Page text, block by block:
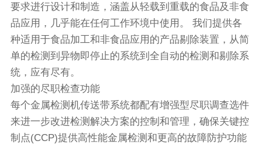
要求进行设计和制造，涵盖从轻载到重载的食品及非食
品应用，几乎能在任何工作环境中使用。 我们提供各
种适用于食品加工和非食品应用的产品剔除装置，从简
单的检测到异物即停止的系统到全自动的检测和剔除系
统，应有尽有。
加强的尽职检查功能
每个金属检测机传送带系统都配有增强型尽职调查选件
来进一步改进检测解决方案的控制和管理，确保关键控
制点(CCP)提供高性能金属检测和更高的故障防护功能